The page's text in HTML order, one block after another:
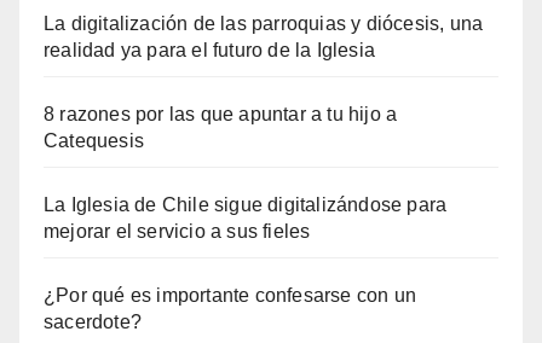
La digitalización de las parroquias y diócesis, una
realidad ya para el futuro de la Iglesia
8 razones por las que apuntar a tu hijo a
Catequesis
La Iglesia de Chile sigue digitalizándose para
mejorar el servicio a sus fieles
¿Por qué es importante confesarse con un
sacerdote?